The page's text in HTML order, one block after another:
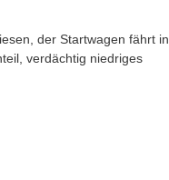
der Startwagen fährt in
verdächtig niedriges